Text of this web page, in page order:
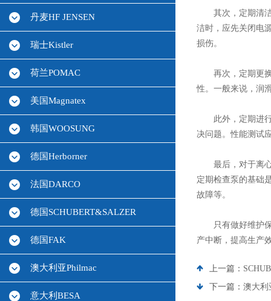
丹麦HF JENSEN
瑞士Kistler
荷兰POMAC
美国Magnatex
韩国WOOSUNG
德国Herborner
法国DARCO
德国SCHUBERT&SALZER
德国FAK
澳大利亚Philmac
意大利BESA
其次，定期清洁
洁时，应先关闭电
损伤。
再次，定期更换
性。一般来说，润
此外，定期进行
决问题。性能测试
最后，对于离心
定期检查泵的基础
故障等。
只有做好维护保
产中断，提高生产
上一篇：
下一篇： 澳大利